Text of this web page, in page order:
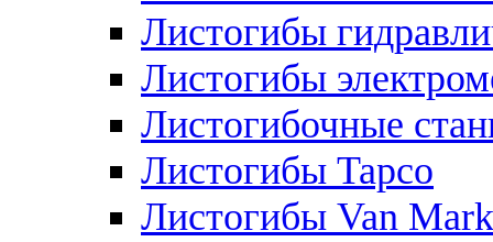
Листогибы
Листогибы
Листогибочные
Листогибы Tapco
Листогибы Van Mark